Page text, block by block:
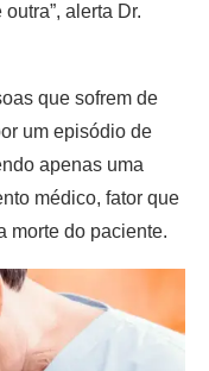
alerta Dr.
que sofrem de
um episódio de
apenas uma
médico, fator que
morte do paciente.